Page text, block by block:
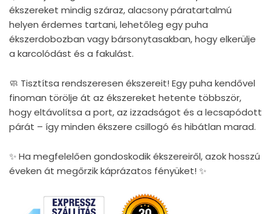
ékszereket mindig száraz, alacsony páratartalmú
helyen érdemes tartani, lehetőleg egy puha
ékszerdobozban vagy bársonytasakban, hogy elkerülje
a karcolódást és a fakulást.
🧼 Tisztítsa rendszeresen ékszereit! Egy puha kendővel
finoman törölje át az ékszereket hetente többször,
hogy eltávolítsa a port, az izzadságot és a lecsapódott
párát – így minden ékszere csillogó és hibátlan marad.
✨ Ha megfelelően gondoskodik ékszereiről, azok hosszú
éveken át megőrzik káprázatos fényüket! ✨